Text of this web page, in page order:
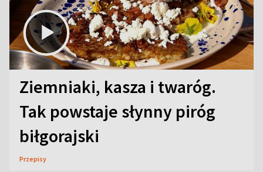
Ziemniaki, kasza i twaróg.
Tak powstaje słynny piróg
biłgorajski
Przepisy